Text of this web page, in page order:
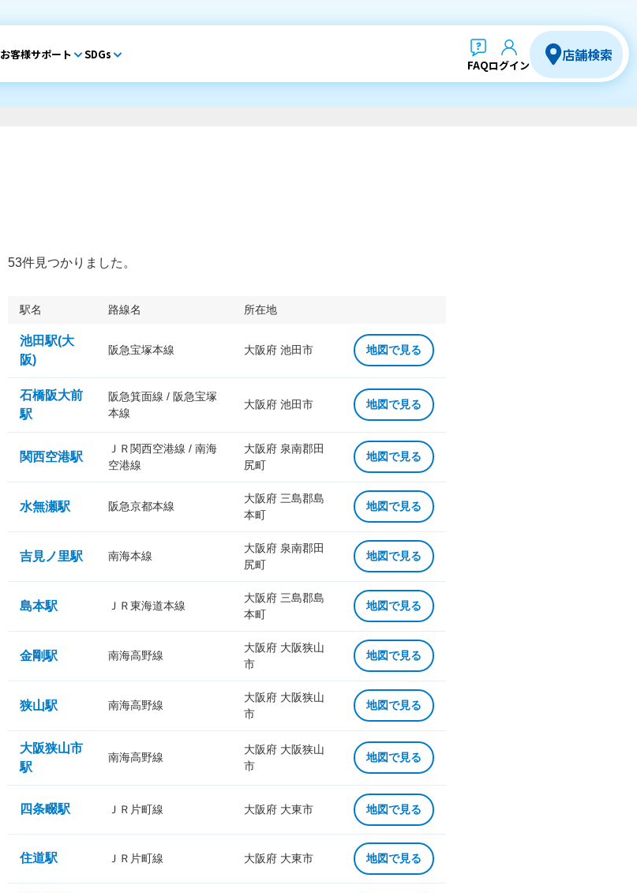
お客様サポート SDGs
FAQログイン
店舗検索
53件見つかりました。
駅名 路線名 所在地
池田駅(大
阪)
阪急宝塚本線 大阪府 池田市 地図で見る
石橋阪大前
駅
阪急箕面線 / 阪急宝塚
本線
大阪府 池田市 地図で見る
関西空港駅
ＪＲ関西空港線 / 南海
空港線
大阪府 泉南郡田
尻町
地図で見る
水無瀬駅 阪急京都本線
大阪府 三島郡島
本町
地図で見る
吉見ノ里駅 南海本線
大阪府 泉南郡田
尻町
地図で見る
島本駅 ＪＲ東海道本線
大阪府 三島郡島
本町
地図で見る
金剛駅 南海高野線
大阪府 大阪狭山
市
地図で見る
狭山駅 南海高野線
大阪府 大阪狭山
市
地図で見る
大阪狭山市
駅
南海高野線
大阪府 大阪狭山
市
地図で見る
四条畷駅 ＪＲ片町線 大阪府 大東市 地図で見る
住道駅 ＪＲ片町線 大阪府 大東市 地図で見る